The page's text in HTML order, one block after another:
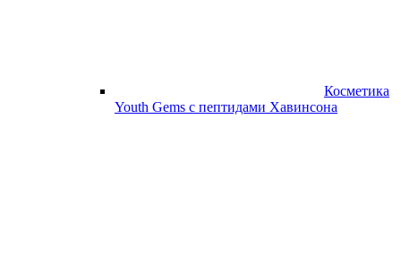
Косметика
Youth Gems с пептидами Хавинсона